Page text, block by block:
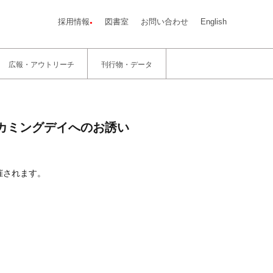
採用情報 図書室 お問い合わせ English
広報・アウトリーチ 刊行物・データ
ミングデイへのお誘い
れます。